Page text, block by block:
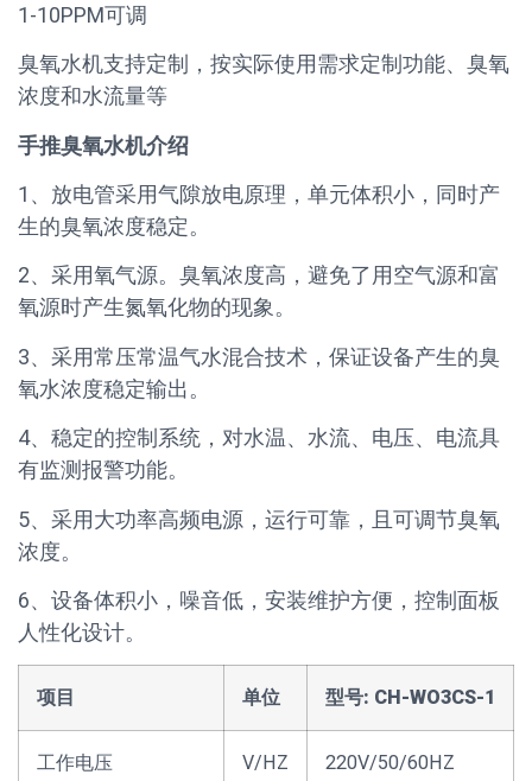
1-10PPM可调
臭氧水机支持定制，按实际使用需求定制功能、臭氧
浓度和水流量等
手推臭氧水机介绍
1、放电管采用气隙放电原理，单元体积小，同时产
生的臭氧浓度稳定。
2、采用氧气源。臭氧浓度高，避免了用空气源和富
氧源时产生氮氧化物的现象。
3、采用常压常温气水混合技术，保证设备产生的臭
氧水浓度稳定输出。
4、稳定的控制系统，对水温、水流、电压、电流具
有监测报警功能。
5、采用大功率高频电源，运行可靠，且可调节臭氧
浓度。
6、设备体积小，噪音低，安装维护方便，控制面板
人性化设计。
项目 单位 型号: CH-WO3CS-1
工作电压 V/HZ 220V/50/60HZ